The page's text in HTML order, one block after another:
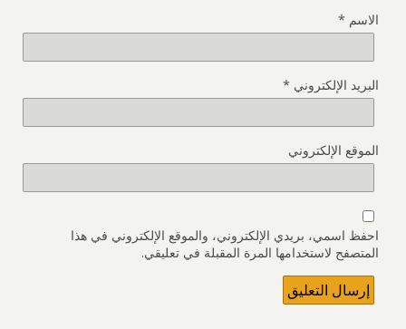
الاسم *
البريد الإلكتروني *
الموقع الإلكتروني
احفظ اسمي، بريدي الإلكتروني، والموقع الإلكتروني في هذا
المتصفح لاستخدامها المرة المقبلة في تعليقي.